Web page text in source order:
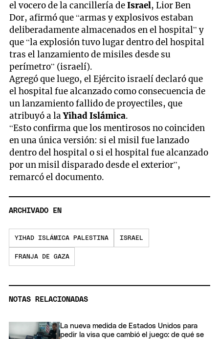
el vocero de la cancillería deIsrael, Lior Ben
Dor, afirmó que “armas y explosivos estaban
deliberadamente almacenados en el hospital” y
que “la explosión tuvo lugar dentro del hospital
tras el lanzamiento de misiles desde su
perímetro” (israelí).
Agregó que luego, el Ejército israelí declaró que
el hospital fue alcanzado como consecuencia de
un lanzamiento fallido de proyectiles, que
atribuyó a laYihad Islámica.
“Esto confirma que los mentirosos no coinciden
en una única versión: si el misil fue lanzado
dentro del hospital o si el hospital fue alcanzado
por un misil disparado desde el exterior”,
remarcó el documento.
ARCHIVADO EN
YIHAD ISLÁMICA PALESTINA ISRAEL
FRANJA DE GAZA
NOTAS RELACIONADAS
La nueva medida de Estados Unidos para
pedir la visa que cambió el juego: de qué se